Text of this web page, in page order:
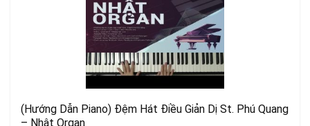
(Hướng Dẫn Piano) Đệm Hát Điều Giản Dị St. Phú Quang
– Nhật Organ